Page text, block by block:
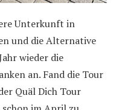
Unterkunft in
und die Alternative
wieder die
an. Fand die Tour
Quäl Dich Tour